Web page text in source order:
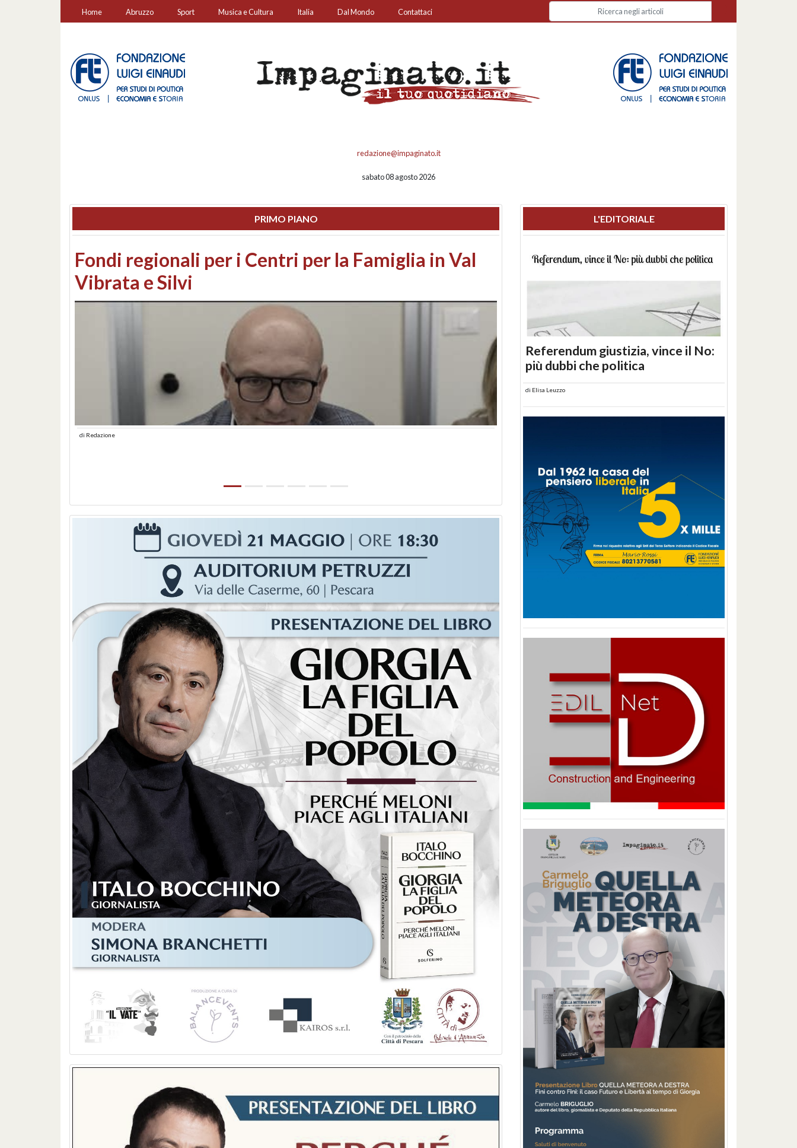
Home Abruzzo Sport Musica e Cultura Italia Dal Mondo Contattaci
redazione@impaginato.it
sabato 08 agosto 2026
PRIMO PIANO
Montesilvano, sequestrato un chiosco sul
lungomare: contestati abusi edilizi e occupazione
abusiva
L'EDITORIALE
Referendum giustizia, vince il No:
più dubbi che politica
di Elisa Leuzzo